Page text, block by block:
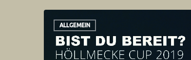
ALLGEMEIN